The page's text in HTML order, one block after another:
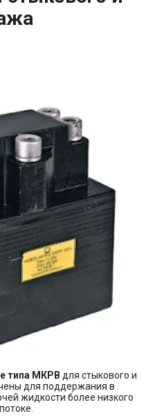
типа МКРВ для стыкового и
для поддержания в
жидкости более низкого